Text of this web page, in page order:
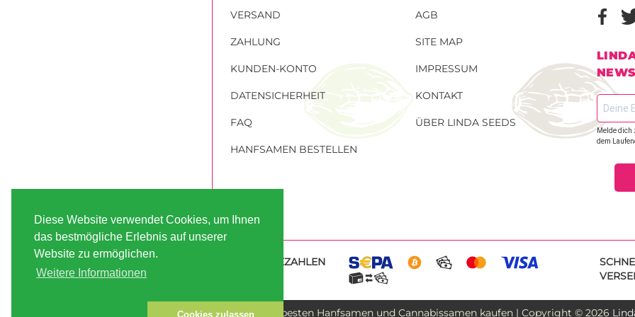
Diese Website verwendet Cookies, um Ihnen
das bestmögliche Erlebnis auf unserer
Website zu ermöglichen.
Weitere Informationen
Cookies zulassen
VERSAND
ZAHLUNG
KUNDEN-KONTO
DATENSICHERHEIT
FAQ
HANFSAMEN BESTELLEN
AGB
SITE MAP
IMPRESSUM
KONTAKT
ÜBER LINDA SEEDS
Melde dich
dem
SICHER BEZAHLEN
Die besten Hanfsamen und Cannabissamen kaufen | Copyright © 2026